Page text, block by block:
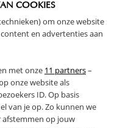
COOKIES
om onze website
en advertenties aan
met onze 11 partners–
onze website als
ID. Op basis
van je op. Zo kunnen we
afstemmen op jouw
TIPI ENFANT
"FÊTE" | BEIGE